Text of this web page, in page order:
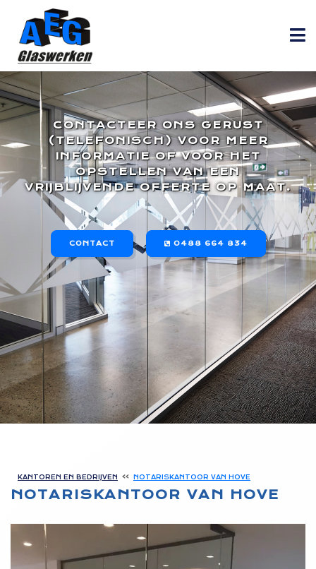
CONTACTEER ONS GERUST
(TELEFONISCH) VOOR MEER
INFORMATIE OF VOOR HET
OPSTELLEN VAN EEN
VRIJBLIJVENDE OFFERTE OP MAAT.
CONTACT 0488 664 834
KANTOREN EN BEDRIJVEN NOTARISKANTOOR VAN HOVE
NOTARISKANTOOR VAN HOVE